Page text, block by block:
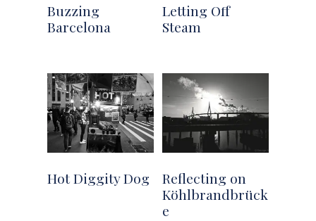
Buzzing
Barcelona
Letting Off
Steam
Hot Diggity Dog
Reflecting on
Köhlbrandbrück
e